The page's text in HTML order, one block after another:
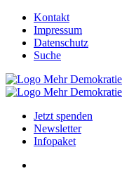
Kontakt
Impressum
Datenschutz
Suche
Jetzt spenden
Newsletter
Infopaket